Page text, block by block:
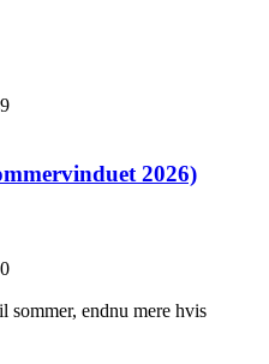
2026)
sommer, endnu mere hvis